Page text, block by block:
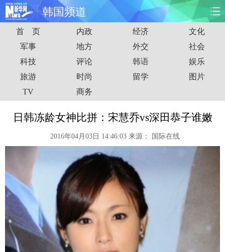
韩国频道
首页 时政 国际 财经
娱乐 体育 人事 教育
时尚 思客
港澳 台湾 华人 汽车
能源 房产
图片 视频 彩票 食品
旅游 健康 信息化
金融 公益 军事
富媒体
首 页 内政 经济
文化
军事
地方 外交
社会
科技
评论 韩语
娱乐
旅游
时尚 留学
图片
TV
商务
日韩冻龄女神比拼：宋慧乔vs深田恭子谁嫩
2016年04月03日 14:46:03 来源： 国际在线